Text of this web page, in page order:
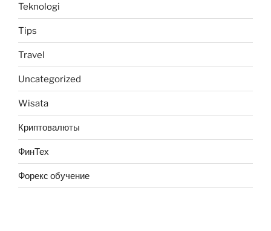
Teknologi
Tips
Travel
Uncategorized
Wisata
Криптовалюты
ФинТех
Форекс обучение